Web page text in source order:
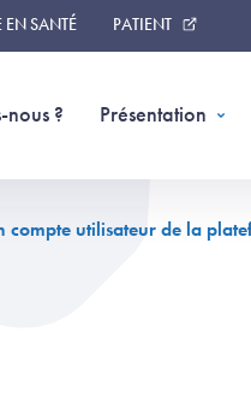
EN SANTÉ PATIENT
nous ? Présentation
compte utilisateur de la